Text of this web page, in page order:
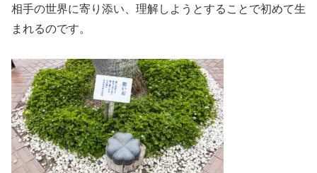
相手の世界に寄り添い、理解しようとすることで初めて生
まれるのです。